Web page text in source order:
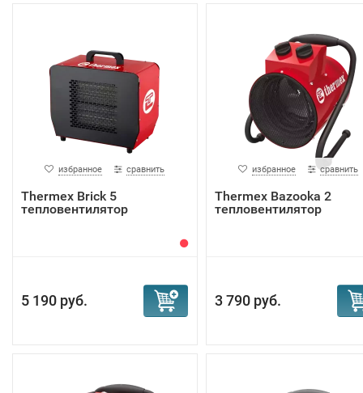
избранное сравнить
Тhermex Brick 5
тепловентилятор
5 190 руб.
избранное сравнить
Тhermex Bazooka 2
тепловентилятор
3 790 руб.